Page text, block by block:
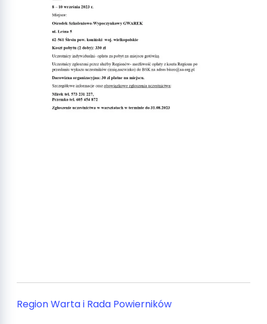
Region Warta i Rada Powierników